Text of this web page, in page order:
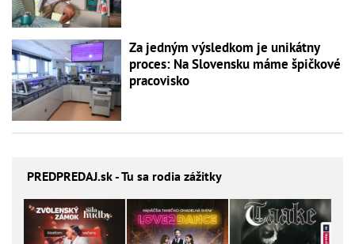
Za jedným výsledkom je unikátny
proces: Na Slovensku máme špičkové
pracovisko
PREDPREDAJ.sk - Tu sa rodia zážitky